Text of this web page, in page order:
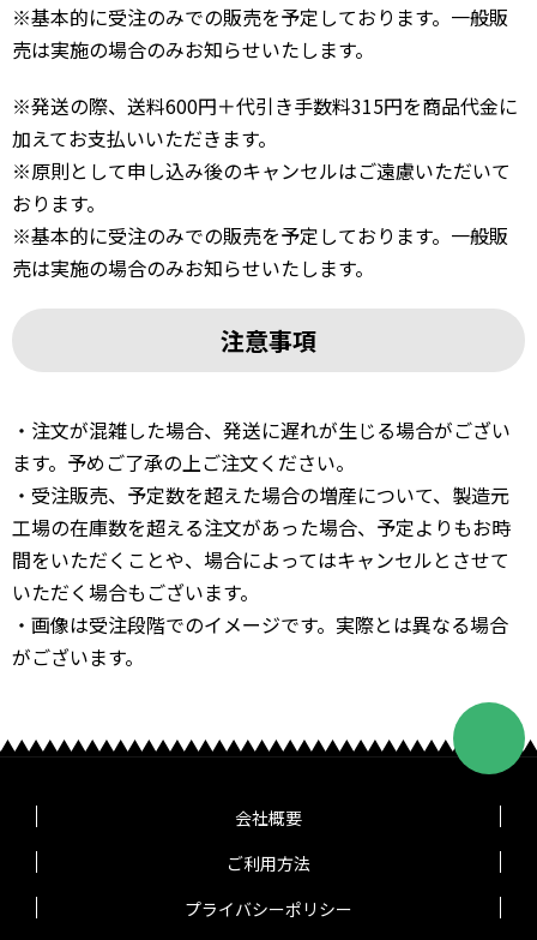
※基本的に受注のみでの販売を予定しております。一般販
売は実施の場合のみお知らせいたします。
※発送の際、送料600円＋代引き手数料315円を商品代金に
加えてお支払いいただきます。
※原則として申し込み後のキャンセルはご遠慮いただいて
おります。
※基本的に受注のみでの販売を予定しております。一般販
売は実施の場合のみお知らせいたします。
注意事項
・注文が混雑した場合、発送に遅れが生じる場合がござい
ます。予めご了承の上ご注文ください。
・受注販売、予定数を超えた場合の増産について、製造元
工場の在庫数を超える注文があった場合、予定よりもお時
間をいただくことや、場合によってはキャンセルとさせて
いただく場合もございます。
・画像は受注段階でのイメージです。実際とは異なる場合
がございます。
会社概要
ご利用方法
プライバシーポリシー